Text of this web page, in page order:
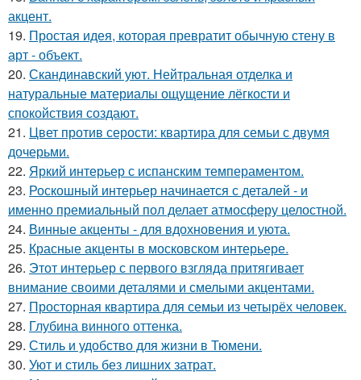
акцент.
19. Простая идея, которая превратит обычную стену в
арт - объект.
20. Скандинавский уют. Нейтральная отделка и
натуральные материалы ощущение лёгкости и
спокойствия создают.
21. Цвет против серости: квартира для семьи с двумя
дочерьми.
22. Яркий интерьер с испанским темпераментом.
23. Роскошный интерьер начинается с деталей - и
именно премиальный пол делает атмосферу целостной.
24. Винные акценты - для вдохновения и уюта.
25. Красные акценты в московском интерьере.
26. Этот интерьер с первого взгляда притягивает
внимание своими деталями и смелыми акцентами.
27. Просторная квартира для семьи из четырёх человек.
28. Глубина винного оттенка.
29. Стиль и удобство для жизни в Тюмени.
30. Уют и стиль без лишних затрат.